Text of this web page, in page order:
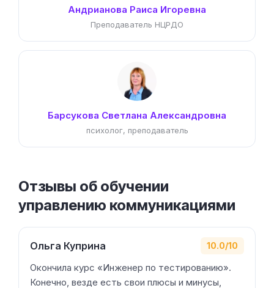
Андрианова Раиса Игоревна
Преподаватель НЦРДО
Барсукова Светлана Александровна
психолог, преподаватель
Отзывы об обучении
управлению коммуникациями
Ольга Куприна 10.0/10
Окончила курс «Инженер по тестированию».
Конечно, везде есть свои плюсы и минусы,